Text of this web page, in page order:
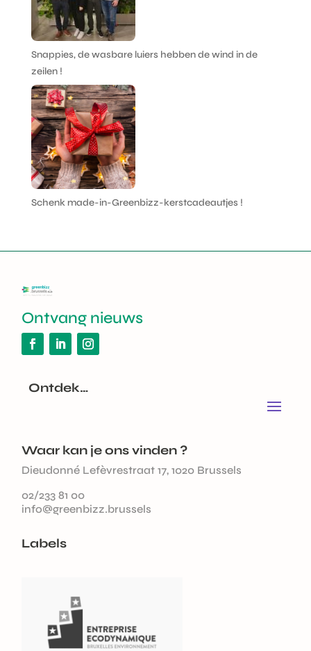
Snappies, de wasbare luiers hebben de wind in de
zeilen !
Schenk made-in-Greenbizz-kerstcadeautjes !
Ontvang nieuws
Ontdek…
Waar kan je ons vinden ?
Dieudonné Lefèvrestraat 17, 1020 Brussels
02/233 81 00
info@greenbizz.brussels
Labels